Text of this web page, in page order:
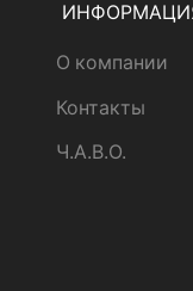
О компании
Контакты
Ч.А.В.О.